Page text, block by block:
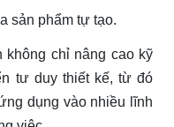
sản phẩm tự tạo.
không chỉ nâng cao kỹ
tư duy thiết kế, từ đó
dụng vào nhiều lĩnh